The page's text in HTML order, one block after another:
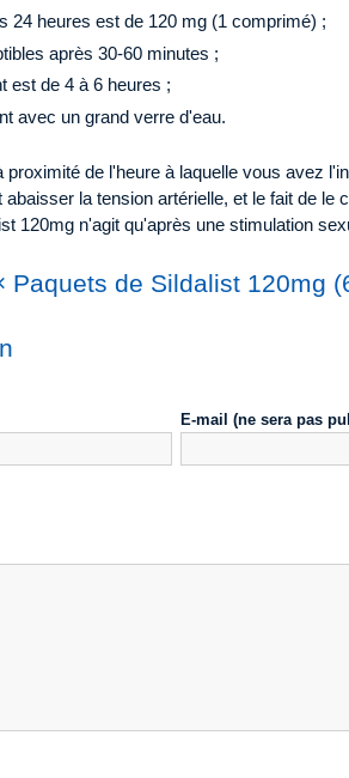
24 heures est de 120 mg (1 comprimé) ;
après 30-60 minutes ;
est de 4 à 6 heures ;
avec un grand verre d'eau.
de l'heure à laquelle vous avez
la tension artérielle, et le fait de le
120mg n'agit qu'après une stimulation
Paquets de Sildalist 120mg
E-mail (ne sera pas